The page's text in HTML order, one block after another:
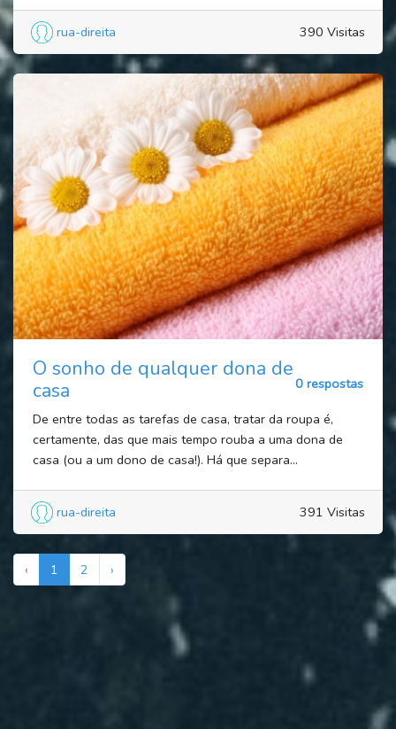
rua-direita 390 Visitas
O sonho de qualquer dona de
casa
0 respostas
De entre todas as tarefas de casa, tratar da roupa é,
certamente, das que mais tempo rouba a uma dona de
casa (ou a um dono de casa!). Há que separa...
rua-direita 391 Visitas
‹ 1 2 ›